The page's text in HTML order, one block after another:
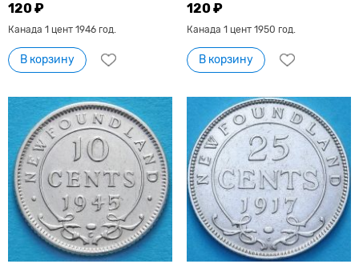
120 ₽
Канада 1 цент 1946 год.
В корзину
120 ₽
Канада 1 цент 1950 год.
В корзину